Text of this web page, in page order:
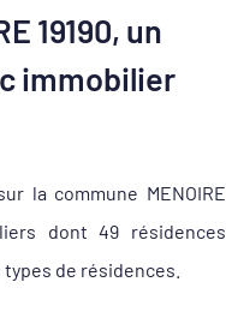
19190, un
immobilier
la commune MENOIRE
dont 49 résidences
de résidences.